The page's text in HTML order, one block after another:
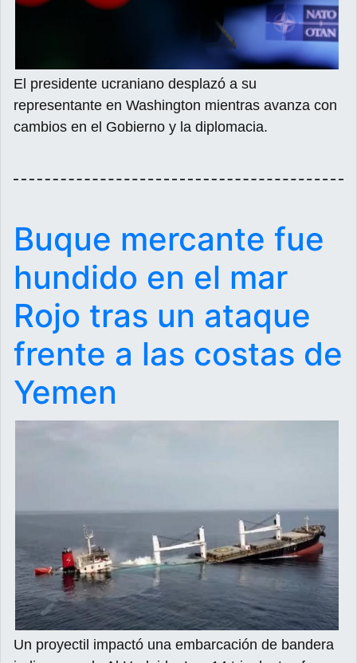
El presidente ucraniano desplazó a su
representante en Washington mientras avanza con
cambios en el Gobierno y la diplomacia.
Buque mercante fue
hundido en el mar
Rojo tras un ataque
frente a las costas de
Yemen
Un proyectil impactó una embarcación de bandera